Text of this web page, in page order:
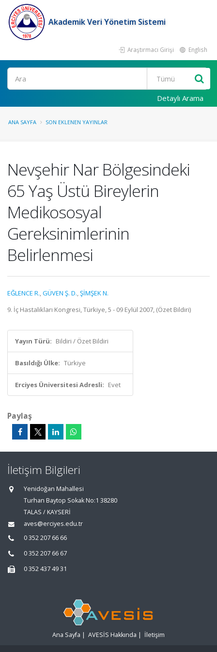
Akademik Veri Yönetim Sistemi
Araştırmacı Girişi English
Ara
Detaylı Arama
ANA SAYFA SON EKLENEN YAYINLAR
Nevşehir Nar Bölgesindeki
65 Yaş Üstü Bireylerin
Medikososyal
Gereksinimlerinin
Belirlenmesi
EĞLENCE R.,GÜVEN Ş. D.,ŞİMŞEK N.
9. İç Hastalıkları Kongresi, Türkiye, 5 - 09 Eylül 2007, (Özet Bildiri)
Yayın Türü: Bildiri / Özet Bildiri
Basıldığı Ülke: Türkiye
Erciyes Üniversitesi Adresli: Evet
Paylaş
İletişim Bilgileri
Yenidoğan Mahallesi
Turhan Baytop Sokak No:1 38280
TALAS / KAYSERİ
aves@erciyes.edu.tr
0 352 207 66 66
0 352 207 66 67
0 352 437 49 31
Ana Sayfa | AVESİS Hakkında | İletişim